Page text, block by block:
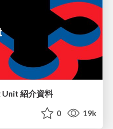
紹介資料
0 19k